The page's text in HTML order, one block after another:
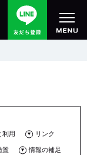
利用 リンク
置 情報の補足